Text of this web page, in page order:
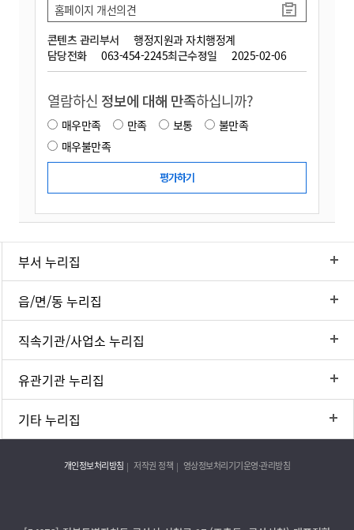
콘텐츠 관리부서
행정지원과 자치행정계
담당전화
063-454-2245최근수정일 2025-02-06
홈페이지 개선의견
열람하신 정보에 대해 만족하십니까?
매우만족 만족 보통
불만족
매우불만족
부서 누리집
읍/면/동 누리집
직속기관/사업소 누리집
유관기관 누리집
기타 누리집
개인정보처리방침 저작권 정책 영상정보처리기기운영·관리방침